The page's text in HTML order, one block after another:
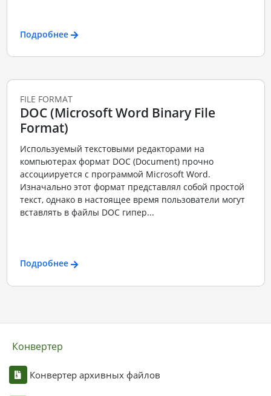
Подробнее
FILE FORMAT
DOC (Microsoft Word Binary File
Format)
Используемый текстовыми редакторами на
компьютерах формат DOC (Document) прочно
ассоциируется с программой Microsoft Word.
Изначально этот формат представлял собой простой
текст, однако в настоящее время пользователи могут
вставлять в файлы DOC гипер...
Подробнее
Конвертер
Конвертер архивных файлов